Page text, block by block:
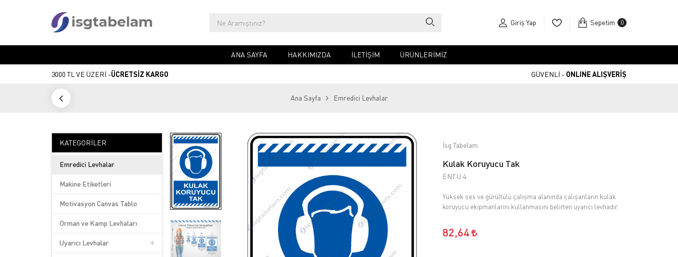
Giriş Yap Sepetim 0
ANA SAYFA HAKKIMIZDA İLETIŞIM ÜRÜNLERİMİZ
3000 TL VE ÜZERİ -ÜCRETSİZ KARGO GÜVENLİ - ONLINE ALIŞVERİŞ
Ana Sayfa Emredici Levhalar
KATEGORILER
Emredici Levhalar
Makine Etiketleri
Motivasyon Canvas Tablo
Orman ve Kamp Levhaları
Uyarıcı Levhalar
İsg Tabelam
Kulak Koruyucu Tak
ENT.U.4
Yüksek ses ve gürültülü çalışma alanında çalışanların kulak
koruyucu ekipmanlarını kullanmasını belirten uyarıcı levhadır.
82,64